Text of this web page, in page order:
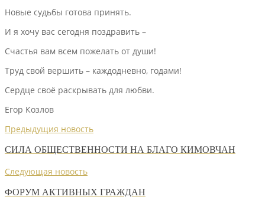
Новые судьбы готова принять.
И я хочу вас сегодня поздравить –
Счастья вам всем пожелать от души!
Труд свой вершить – каждодневно, годами!
Сердце своё раскрывать для любви.
Егор Козлов
Предыдущия новость
СИЛА ОБЩЕСТВЕННОСТИ НА БЛАГО КИМОВЧАН
Следующая новость
ФОРУМ АКТИВНЫХ ГРАЖДАН